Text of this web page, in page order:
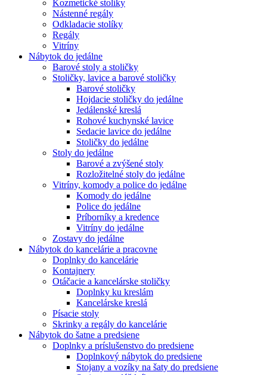
Kozmetické stolíky
Nástenné regály
Odkladacie stolíky
Regály
Vitríny
Nábytok do jedálne
Barové stoly a stoličky
Stoličky, lavice a barové stoličky
Barové stoličky
Hojdacie stoličky do jedálne
Jedálenské kreslá
Rohové kuchynské lavice
Sedacie lavice do jedálne
Stoličky do jedálne
Stoly do jedálne
Barové a zvýšené stoly
Rozložitelné stoly do jedálne
Vitríny, komody a police do jedálne
Komody do jedálne
Police do jedálne
Príborníky a kredence
Vitríny do jedálne
Zostavy do jedálne
Nábytok do kancelárie a pracovne
Doplnky do kancelárie
Kontajnery
Otáčacie a kancelárske stoličky
Doplnky ku kreslám
Kancelárske kreslá
Písacie stoly
Skrinky a regály do kancelárie
Nábytok do šatne a predsiene
Doplnky a príslušenstvo do predsiene
Doplnkový nábytok do predsiene
Stojany a vozíky na šaty do predsiene